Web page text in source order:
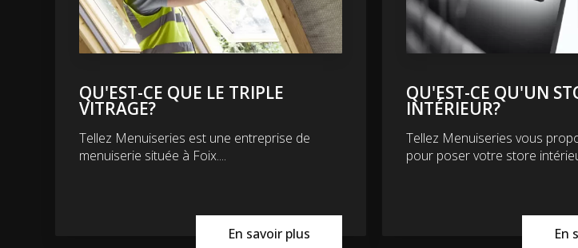
QU'EST-CE QUE LE TRIPLE
VITRAGE?
Tellez Menuiseries est une entreprise de
menuiserie située à Foix....
En savoir plus
QU'EST-CE QU'UN
INTÉRIEUR?
Tellez Menuiseries vous
pour poser votre store
En